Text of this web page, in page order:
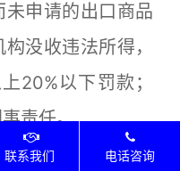
未申请的出口商品
没收违法所得，
20%以下罚款；
责任。
经法定检验、
联系我们 电话咨询